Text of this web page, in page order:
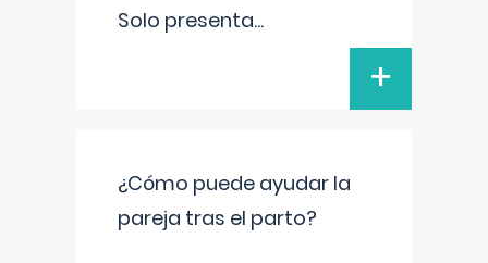
Solo presenta...
+
¿Cómo puede ayudar la
pareja tras el parto?